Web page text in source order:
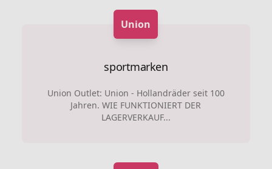
Union
sportmarken
Union Outlet: Union - Hollandräder seit 100
Jahren. WIE FUNKTIONIERT DER
LAGERVERKAUF...